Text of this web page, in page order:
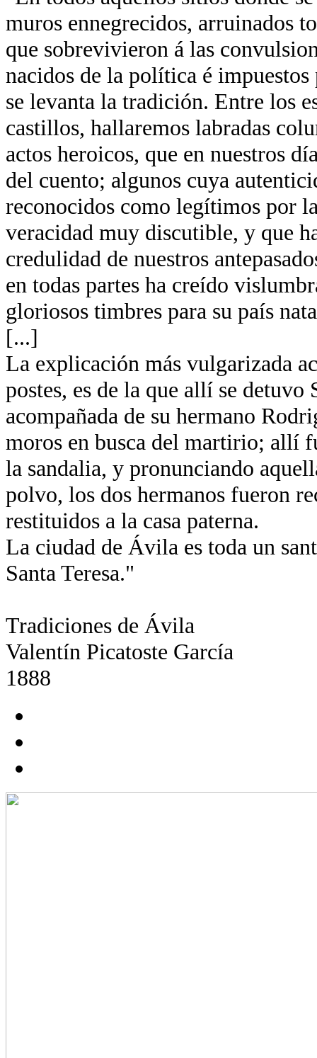
muros ennegrecidos, arruinados
que sobrevivieron á las
nacidos de la política é
se levanta la tradición. Entre los
castillos, hallaremos labradas
actos heroicos, que en nuestros
del cuento; algunos cuya
reconocidos como legítimos por
veracidad muy discutible, y que
credulidad de nuestros
en todas partes ha creído
gloriosos timbres para su país
[...]
La explicación más vulgarizada
postes, es de la que allí se detuvo
acompañada de su hermano
moros en busca del martirio; allí
la sandalia, y pronunciando
polvo, los dos hermanos fueron
restituidos a la casa paterna.
La ciudad de Ávila es toda un
Santa Teresa."
Tradiciones de Ávila
Valentín Picatoste García
1888